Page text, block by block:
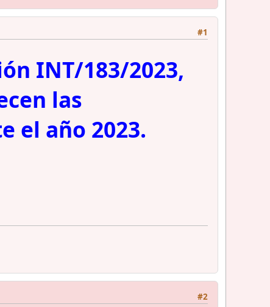
#1
INT/183/2023,
las
el año 2023.
#2